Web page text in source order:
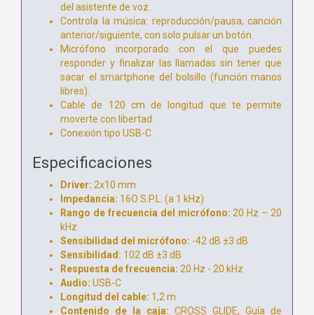
del asistente de voz.
Controla la música: reproducción/pausa, canción
anterior/siguiente, con solo pulsar un botón.
Micrófono incorporado con el que puedes
responder y finalizar las llamadas sin tener que
sacar el smartphone del bolsillo (función manos
libres).
Cable de 120 cm de longitud que te permite
moverte con libertad.
Conexión tipo USB-C.
Especificaciones
Driver: 2x10 mm
Impedancia: 16O S.P.L. (a 1 kHz)
Rango de frecuencia del micrófono: 20 Hz – 20
kHz
Sensibilidad del micrófono: -42 dB ±3 dB
Sensibilidad: 102 dB ±3 dB
Respuesta de frecuencia: 20 Hz - 20 kHz
Audio: USB-C
Longitud del cable: 1,2 m
Contenido de la caja: CROSS GLIDE, Guía de